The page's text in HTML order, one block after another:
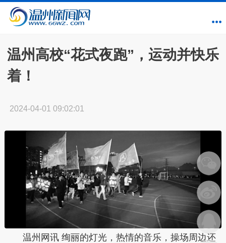
温州高校“花式夜跑”，运动并快乐
着！
2024-04-01 09:02:01
温州网讯 绚丽的灯光，热情的音乐，操场周边还